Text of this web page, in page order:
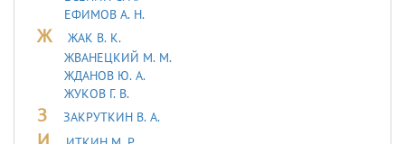
ЕФИМОВ А. Н.
Ж
ЖАК В. К.
ЖВАНЕЦКИЙ М. М.
ЖДАНОВ Ю. А.
ЖУКОВ Г. В.
З ЗАКРУТКИН В. А.